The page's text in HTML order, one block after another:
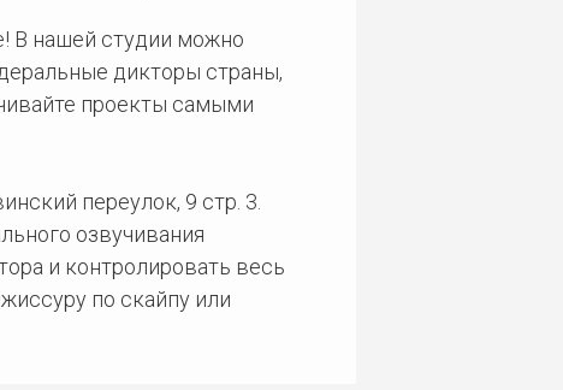
В нашей студии можно
дикторы страны,
проекты самыми
переулок, 9 стр. 3.
озвучивания
и контролировать весь
по скайпу или